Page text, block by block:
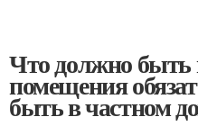
Что должно быть
помещения
быть в частном